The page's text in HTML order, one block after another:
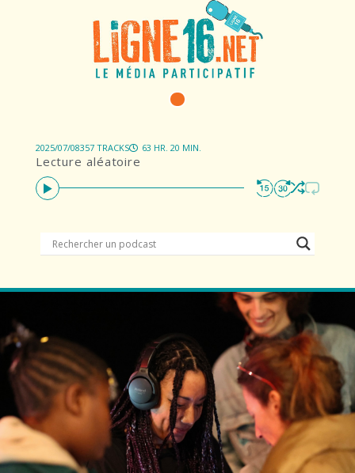
Lecture aléatoire
2025/07/08357 TRACKS 63 HR. 20 MIN.